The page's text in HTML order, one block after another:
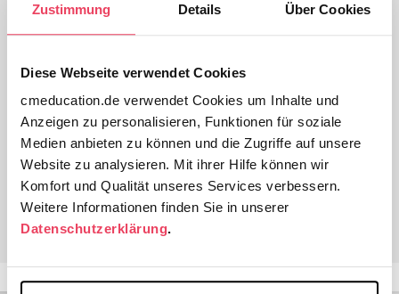
Zustimmung Details Über Cookies
Diese Webseite verwendet Cookies
cmeducation.de verwendet Cookies um Inhalte und
Anzeigen zu personalisieren, Funktionen für soziale
Medien anbieten zu können und die Zugriffe auf unsere
Website zu analysieren. Mit ihrer Hilfe können wir
Komfort und Qualität unseres Services verbessern.
Weitere Informationen finden Sie in unserer
Datenschutzerklärung.
Lüdinghausen tätig. Anschließend bekleidete er bis
2010 die Position eines Oberarztes in der
Medizinischen Klinik I des Krankenhauses Düren. Seit
dem Jahr 2010 ist er in eigener Praxis für Kardiologie in
Aachen niedergelassen.